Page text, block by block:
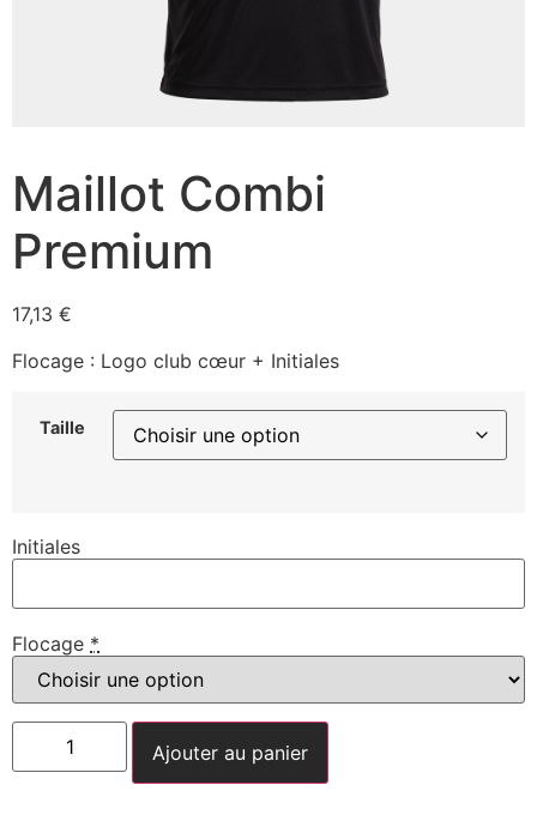
Maillot Combi
Premium
17,13 €
Flocage : Logo club cœur + Initiales
Taille
Initiales
Flocage *
Ajouter au panier